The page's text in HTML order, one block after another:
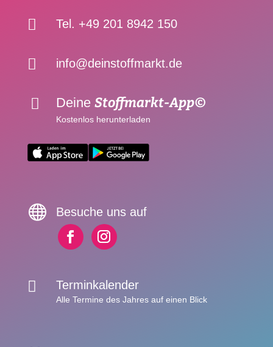
 Tel. +49 201 8942 150
 info@deinstoffmarkt.de
 Deine Stoffmarkt-App©
Kostenlos herunterladen
 Besuche uns auf
 Terminkalender
Alle Termine des Jahres auf einen Blick